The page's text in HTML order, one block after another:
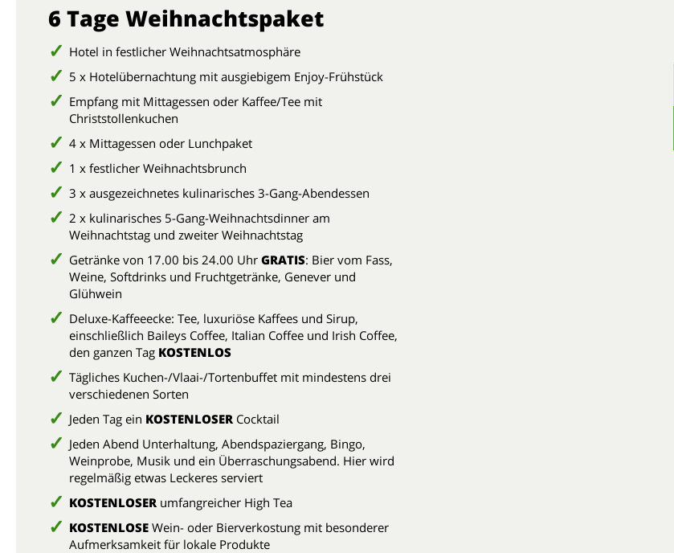
6 Tage Weihnachtspaket
Hotel in festlicher Weihnachtsatmosphäre
5 x Hotelübernachtung mit ausgiebigem Enjoy-Frühstück
Empfang mit Mittagessen oder Kaffee/Tee mit
Christstollenkuchen
4 x Mittagessen oder Lunchpaket
1 x festlicher Weihnachtsbrunch
3 x ausgezeichnetes kulinarisches 3-Gang-Abendessen
2 x kulinarisches 5-Gang-Weihnachtsdinner am
Weihnachtstag und zweiter Weihnachtstag
Getränke von 17.00 bis 24.00 Uhr GRATIS: Bier vom Fass,
Weine, Softdrinks und Fruchtgetränke, Genever und
Glühwein
Deluxe-Kaffeeecke: Tee, luxuriöse Kaffees und Sirup,
einschließlich Baileys Coffee, Italian Coffee und Irish Coffee,
den ganzen Tag KOSTENLOS
Tägliches Kuchen-/Vlaai-/Tortenbuffet mit mindestens drei
verschiedenen Sorten
Jeden Tag ein KOSTENLOSER Cocktail
Jeden Abend Unterhaltung, Abendspaziergang, Bingo,
Weinprobe, Musik und ein Überraschungsabend. Hier wird
regelmäßig etwas Leckeres serviert
KOSTENLOSER umfangreicher High Tea
KOSTENLOSE Wein- oder Bierverkostung mit besonderer
Aufmerksamkeit für lokale Produkte